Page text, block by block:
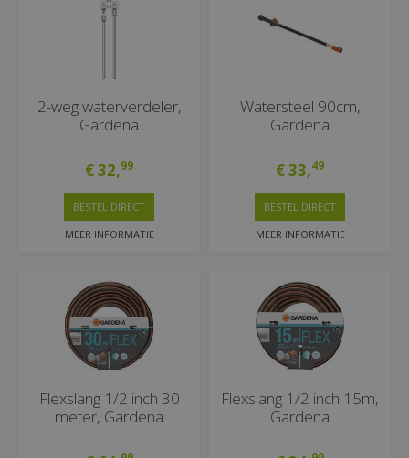
2-weg waterverdeler,
Gardena
€32,99
MEER INFORMATIE
BESTEL DIRECT
Watersteel 90cm,
Gardena
€33,49
MEER INFORMATIE
BESTEL DIRECT
Flexslang 1/2 inch 30
meter, Gardena
Flexslang 1/2 inch 15m,
Gardena